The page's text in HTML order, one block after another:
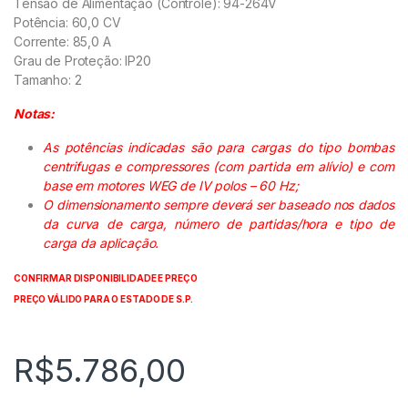
Tensão de Alimentação (Controle): 94-264V
Potência: 60,0 CV
Corrente: 85,0 A
Grau de Proteção: IP20
Tamanho: 2
Notas:
As potências indicadas são para cargas do tipo bombas
centrifugas e compressores (com partida em alívio) e com
base em motores WEG de IV polos – 60 Hz;
O dimensionamento sempre deverá ser baseado nos dados
da curva de carga, número de partidas/hora e tipo de
carga da aplicação.
CONFIRMAR DISPONIBILIDADE E PREÇO
PREÇO VÁLIDO PARA O ESTADO DE S.P.
R$5.786,00